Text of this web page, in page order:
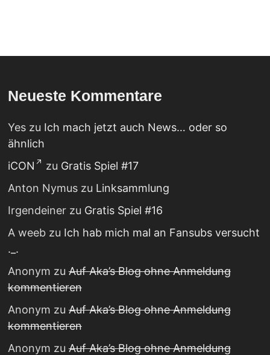
Neueste Kommentare
Yeszu Ich mach jetzt auch News… oder so
ähnlich
iCON
zu Gratis Spiel #17
Anton Nymuszu Linksammlung
Irgendeinerzu Gratis Spiel #16
A weebzu Ich hab mich mal an Fansubs versucht
._.
Anonym zuAuf Aka’s Blog ohne Anmeldung
kommentieren
Anonym zuAuf Aka’s Blog ohne Anmeldung
kommentieren
Anonym zuAuf Aka’s Blog ohne Anmeldung